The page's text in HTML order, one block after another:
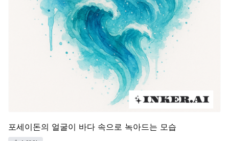
포세이돈의 얼굴이 바다 속으로 녹아드는 모습